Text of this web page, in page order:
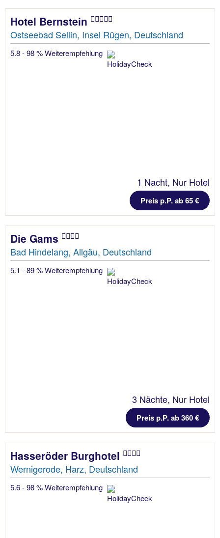
Hotel Bernstein
Ostseebad Sellin, Insel Rügen, Deutschland
5.8 - 98 % Weiterempfehlung
1 Nacht, Nur Hotel
Preis p.P. ab 65 €
Die Gams
Bad Hindelang, Allgäu, Deutschland
5.1 - 89 % Weiterempfehlung
3 Nächte, Nur Hotel
Preis p.P. ab 360 €
Hasseröder Burghotel
Wernigerode, Harz, Deutschland
5.6 - 98 % Weiterempfehlung